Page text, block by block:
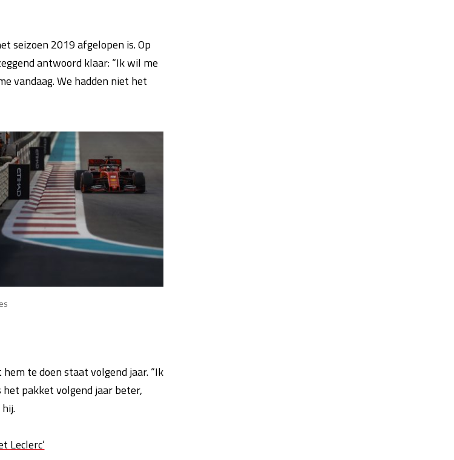
seizoen 2019 afgelopen is. Op
antwoord klaar: “Ik wil me
vandaag. We hadden niet het
te doen staat volgend jaar. “Ik
pakket volgend jaar beter,
Leclerc’